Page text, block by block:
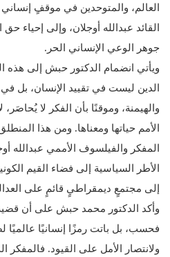
العالم، والمتوحدين في موقفٍ إنساني
القائد عبدالله أوجلان، وإلى إحياء
جوهر الوعي الإنساني الحر.
ويأتي انضمام الدكتور حبش إلى هذه
الدين ليست في تقييد الإنسان، بل
والهيمنة، وموقنًا بأن الفكر لا
الأمم حياتها ومعناها. ومن هذا
المفكر والفيلسوف الأممي عبدالله
الأطر السياسية إلى فضاء القيم
إلى مجتمعٍ ديمقراطيٍ قائمٍ على
وأكد الدكتور محمد حبش على أن
فحسب، بل باتت رمزًا إنسانيًا عالميًا
ولانتصار الأمل على القيود.